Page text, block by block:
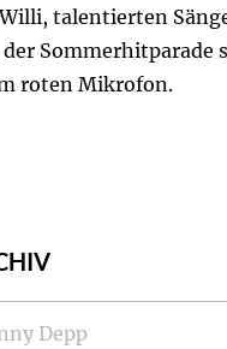
talentierten
Sommerhitparade
roten Mikrofon.